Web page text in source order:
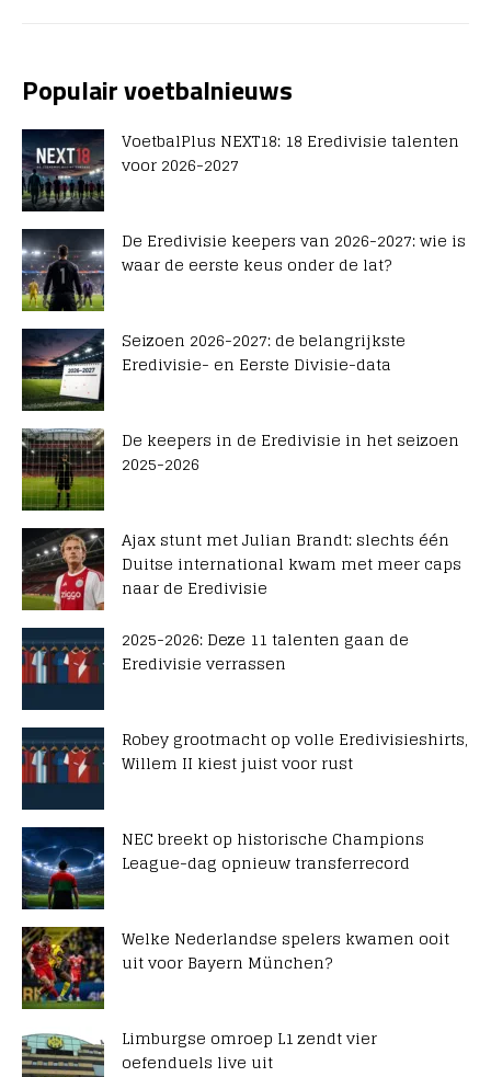
Populair voetbalnieuws
VoetbalPlus NEXT18: 18 Eredivisie talenten
voor 2026-2027
De Eredivisie keepers van 2026-2027: wie is
waar de eerste keus onder de lat?
Seizoen 2026-2027: de belangrijkste
Eredivisie- en Eerste Divisie-data
De keepers in de Eredivisie in het seizoen
2025-2026
Ajax stunt met Julian Brandt: slechts één
Duitse international kwam met meer caps
naar de Eredivisie
2025-2026: Deze 11 talenten gaan de
Eredivisie verrassen
Robey grootmacht op volle Eredivisieshirts,
Willem II kiest juist voor rust
NEC breekt op historische Champions
League-dag opnieuw transferrecord
Welke Nederlandse spelers kwamen ooit
uit voor Bayern München?
Limburgse omroep L1 zendt vier
oefenduels live uit